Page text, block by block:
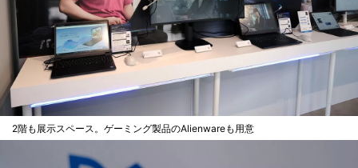
2階も展示スペース。ゲーミング製品のAlienwareも用意